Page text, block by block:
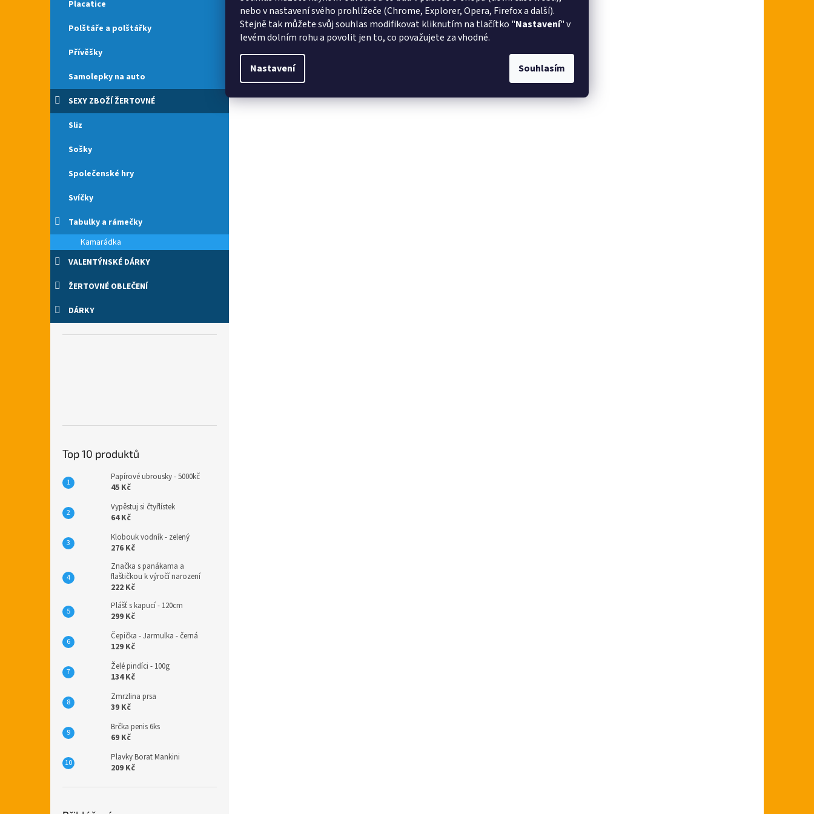
nebo v nastavení svého prohlížeče (Chrome, Explorer, Opera, Firefox a další).
Stejně tak můžete svůj souhlas modifikovat kliknutím na tlačítko "Nastavení" v
levém dolním rohu a povolit jen to, co považujete za vhodné.
Nastavení Souhlasím
Placatice
Polštáře a polštářky
Přívěšky
Samolepky na auto
SEXY ZBOŽÍ ŽERTOVNÉ
Sliz
Sošky
Společenské hry
Svíčky
Tabulky a rámečky
Kamarádka
VALENTÝNSKÉ DÁRKY
ŽERTOVNÉ OBLEČENÍ
DÁRKY
Top 10 produktů
Papírové ubrousky - 5000kč
45 Kč
Vypěstuj si čtyřlístek
64 Kč
Klobouk vodník - zelený
276 Kč
Značka s panákama a
flaštičkou k výročí narození
222 Kč
Plášť s kapucí - 120cm
299 Kč
Čepička - Jarmulka - černá
129 Kč
Želé pindíci - 100g
134 Kč
Zmrzlina prsa
39 Kč
Brčka penis 6ks
69 Kč
Plavky Borat Mankini
209 Kč